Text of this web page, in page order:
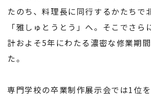
たのち、料理長に同行するかたちで
「雅しゅとうとう」へ。そこでさら
計およそ5年にわたる濃密な修業期
た。
専門学校の卒業制作展示会では1位